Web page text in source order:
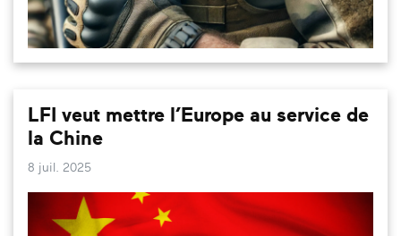
LFI veut mettre l’Europe au service de
la Chine
8 juil. 2025